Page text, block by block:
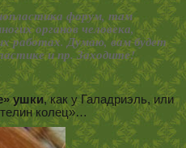
форум, там
органов человека,
работах. Думаю, вам будет
и пр. Заходите!
ушки, как у Галадриэль, или
колец»…